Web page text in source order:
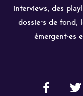
interviews, des
dossiers de fond,
émergent·es